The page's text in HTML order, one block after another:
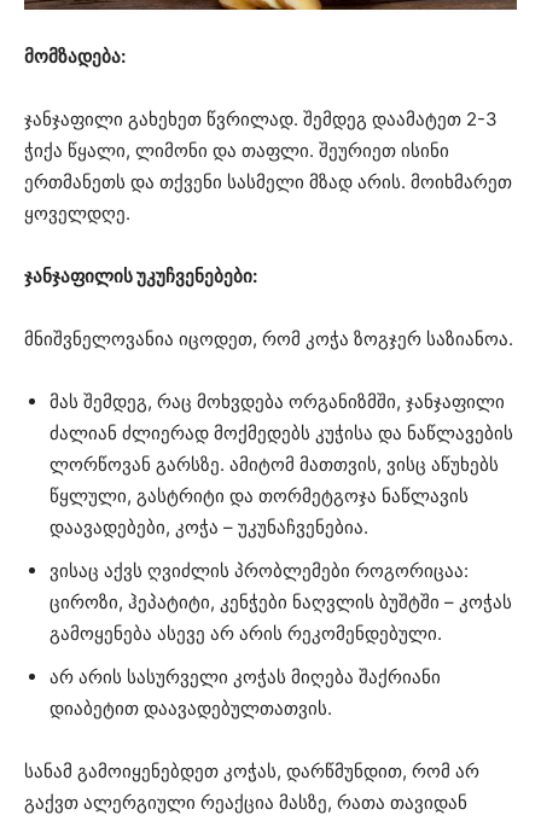
მომზადება:
ჯანჯაფილი გახეხეთ წვრილად. შემდეგ დაამატეთ 2-3
ჭიქა წყალი, ლიმონი და თაფლი. შეურიეთ ისინი
ერთმანეთს და თქვენი სასმელი მზად არის. მოიხმარეთ
ყოველდღე.
ჯანჯაფილის უკუჩვენებები:
მნიშვნელოვანია იცოდეთ, რომ კოჭა ზოგჯერ საზიანოა.
მას შემდეგ, რაც მოხვდება ორგანიზმში, ჯანჯაფილი
ძალიან ძლიერად მოქმედებს კუჭისა და ნაწლავების
ლორწოვან გარსზე. ამიტომ მათთვის, ვისც აწუხებს
წყლული, გასტრიტი და თორმეტგოჯა ნაწლავის
დაავადებები, კოჭა – უკუნაჩვენებია.
ვისაც აქვს ღვიძლის პრობლემები როგორიცაა:
ციროზი, ჰეპატიტი, კენჭები ნაღვლის ბუშტში – კოჭას
გამოყენება ასევე არ არის რეკომენდებული.
არ არის სასურველი კოჭას მიღება შაქრიანი
დიაბეტით დაავადებულთათვის.
სანამ გამოიყენებდეთ კოჭას, დარწმუნდით, რომ არ
გაქვთ ალერგიული რეაქცია მასზე, რათა თავიდან